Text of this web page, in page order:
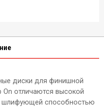
диски для финишной
Оn отличаются высокой
шлифующей способностью